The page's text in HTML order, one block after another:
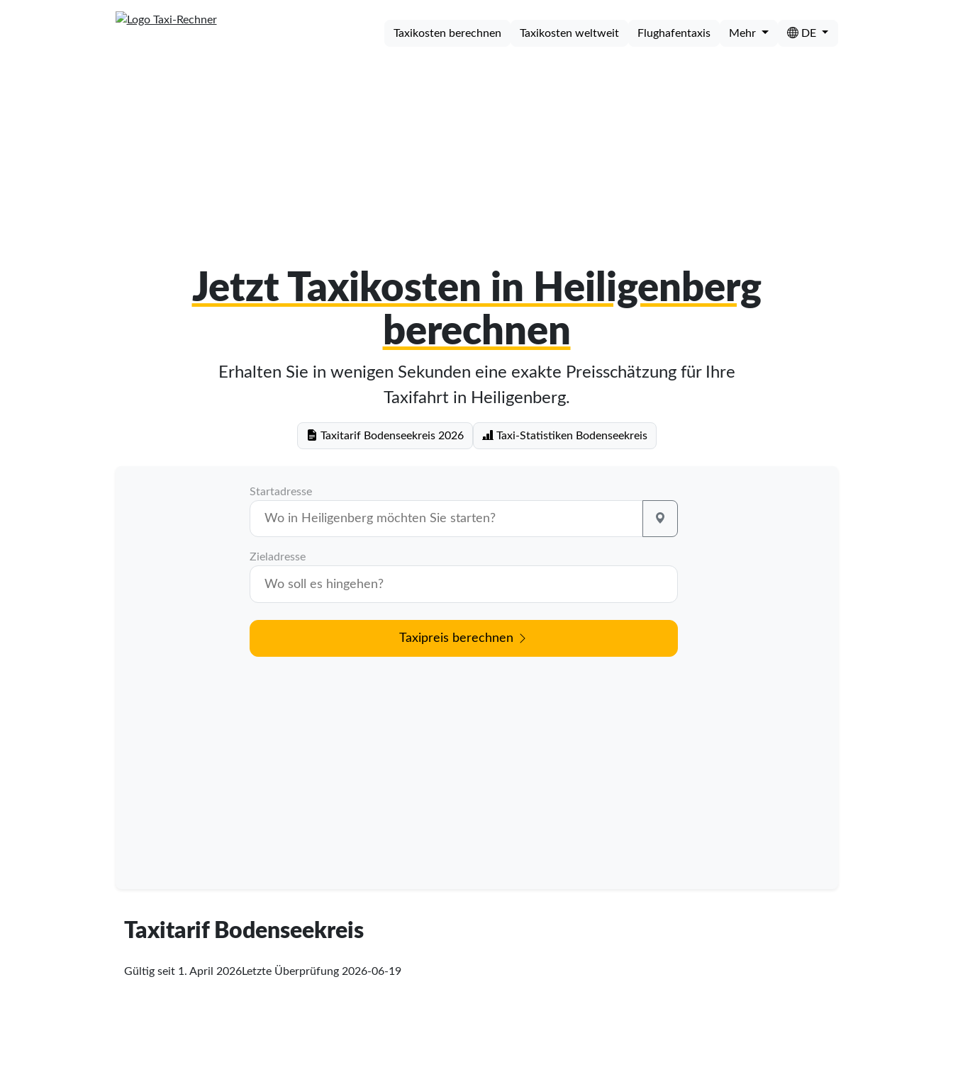
Taxikosten berechnen Taxikosten weltweit Flughafentaxis Mehr DE
Jetzt Taxikosten in Heiligenberg
berechnen
Erhalten Sie in wenigen Sekunden eine exakte Preisschätzung für Ihre
Taxifahrt in Heiligenberg.
Taxitarif Bodenseekreis 2026 Taxi-Statistiken Bodenseekreis
Startadresse
Zieladresse
Taxipreis berechnen
Taxitarif Bodenseekreis
Gültig seit 1. April 2026Letzte Überprüfung 2026-06-19